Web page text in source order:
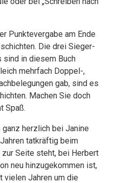
Punktevergabe am Ende
Die drei Sieger-
in diesem Buch
mehrfach Doppel-,
gab, sind es
Machen Sie doch
Spaß.
herzlich bei Janine
tatkräftig beim
Seite steht, bei Herbert
neu hinzugekommen ist,
vielen Jahren um die